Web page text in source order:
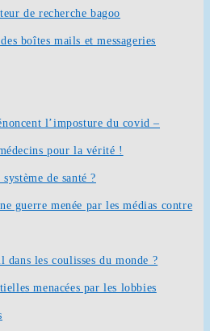
de recherche bagoo
boîtes mails et messageries
l’imposture du covid –
pour la vérité !
de santé ?
guerre menée par les médias contre
dans les coulisses du monde ?
menacées par les lobbies